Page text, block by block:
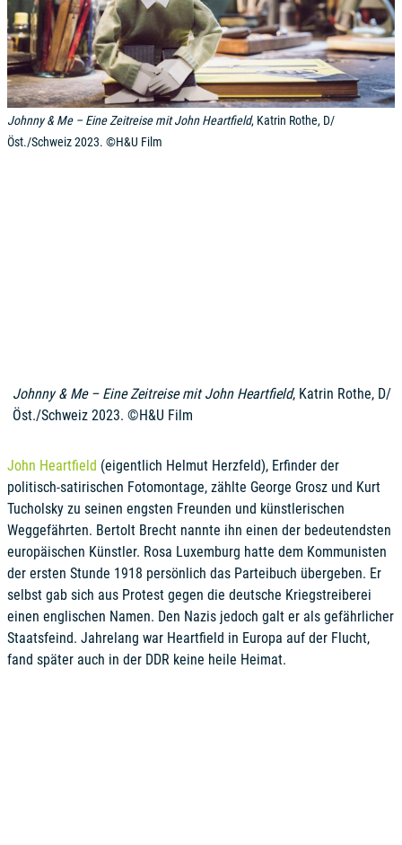
Johnny & Me – Eine Zeitreise mit John Heartfield, Katrin Rothe, D/
Öst./Schweiz 2023. ©H&U Film
Johnny & Me – Eine Zeitreise mit John Heartfield, Katrin Rothe, D/
Öst./Schweiz 2023. ©H&U Film
John Heartfield (eigentlich Helmut Herzfeld), Erfinder der
politisch-satirischen Fotomontage, zählte George Grosz und Kurt
Tucholsky zu seinen engsten Freunden und künstlerischen
Weggefährten. Bertolt Brecht nannte ihn einen der bedeutendsten
europäischen Künstler. Rosa Luxemburg hatte dem Kommunisten
der ersten Stunde 1918 persönlich das Parteibuch übergeben. Er
selbst gab sich aus Protest gegen die deutsche Kriegstreiberei
einen englischen Namen. Den Nazis jedoch galt er als gefährlicher
Staatsfeind. Jahrelang war Heartfield in Europa auf der Flucht,
fand später auch in der DDR keine heile Heimat.